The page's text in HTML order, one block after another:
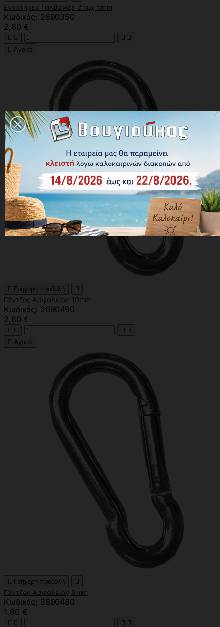
Εντατήρες Γαλβανιζέ 2 τμχ 5mm
Κωδικός: 2690350
2,60 €
   
 Αγορά
 Γρήγορη προβολή 
Γάντζος Ασφαλείας 10mm
Κωδικός: 2690490
2,60 €
   
 Αγορά
 Γρήγορη προβολή 
Γάντζος Ασφαλείας 8mm
Κωδικός: 2690480
1,80 €
   